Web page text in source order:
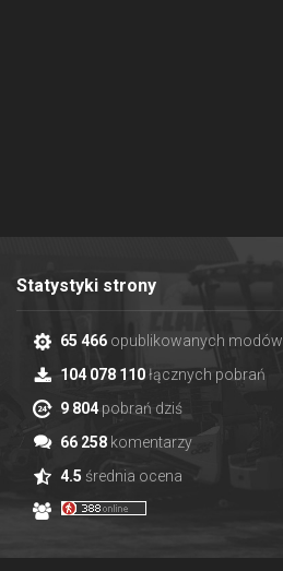
Statystyki strony
65 466 opublikowanych modów
104 078 110łącznych pobrań
9 804pobrań dziś
66 258 komentarzy
4.5 średnia ocena